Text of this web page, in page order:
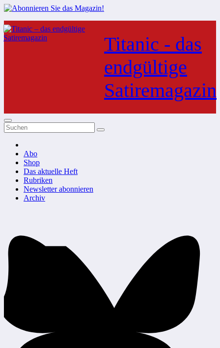
Zum
Inhalt
springen
Titanic - das
endgültige
Satiremagazin
Abo
Shop
Das aktuelle Heft
Rubriken
Newsletter abonnieren
Archiv